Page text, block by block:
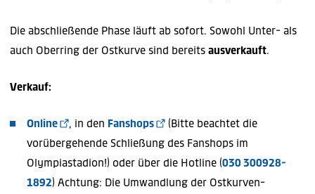
Die abschließende Phase läuft ab sofort. Sowohl Unter- als
auch Oberring der Ostkurve sind bereits ausverkauft.
Verkauf:
Online , in den Fanshops
(Bitte beachtet die
vorübergehende Schließung des Fanshops im
Olympiastadion!) oder über die Hotline (030 300928-
1892) Achtung: Die Umwandlung der Ostkurven-